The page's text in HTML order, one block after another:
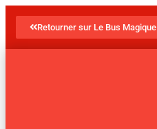
Retourner sur Le Bus Magique